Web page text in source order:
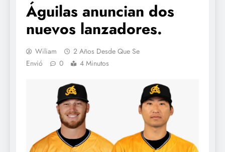
Águilas anuncian dos
nuevos lanzadores.
Wiliam
2 Años Desde Que Se
Envió
0 4 Minutos